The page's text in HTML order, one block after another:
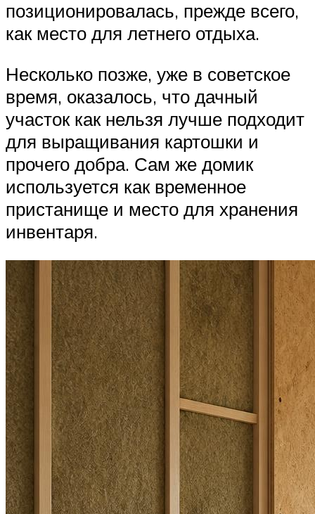
позиционировалась, прежде всего,
как место для летнего отдыха.
Несколько позже, уже в советское
время, оказалось, что дачный
участок как нельзя лучше подходит
для выращивания картошки и
прочего добра. Сам же домик
используется как временное
пристанище и место для хранения
инвентаря.